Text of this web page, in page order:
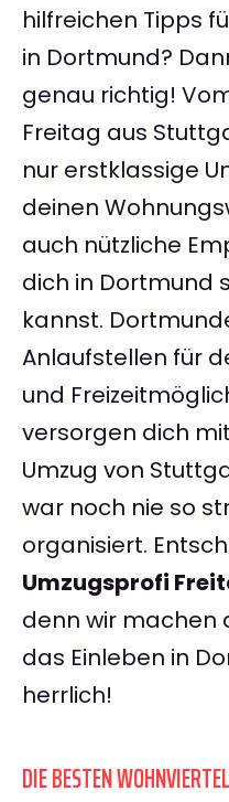
hilfreichen Tipps
in Dortmund?
genau richtig!
Freitag aus
nur erstklassige
deinen
auch nützliche
dich in Dortmund
kannst.
Anlaufstellen für
und
versorgen dich
Umzug von
war noch nie so
organisiert.
Umzugsprofi
denn wir machen
das Einleben in
herrlich!
DIE BESTEN